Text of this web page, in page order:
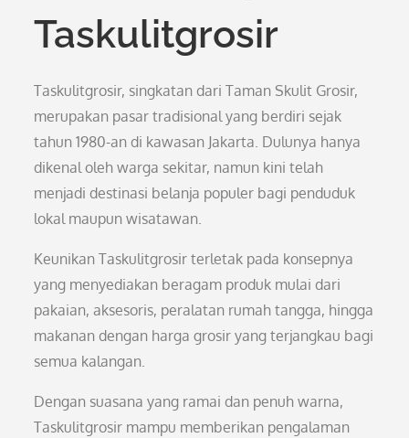
Taskulitgrosir
Taskulitgrosir, singkatan dari Taman Skulit Grosir,
merupakan pasar tradisional yang berdiri sejak
tahun 1980-an di kawasan Jakarta. Dulunya hanya
dikenal oleh warga sekitar, namun kini telah
menjadi destinasi belanja populer bagi penduduk
lokal maupun wisatawan.
Keunikan Taskulitgrosir terletak pada konsepnya
yang menyediakan beragam produk mulai dari
pakaian, aksesoris, peralatan rumah tangga, hingga
makanan dengan harga grosir yang terjangkau bagi
semua kalangan.
Dengan suasana yang ramai dan penuh warna,
Taskulitgrosir mampu memberikan pengalaman